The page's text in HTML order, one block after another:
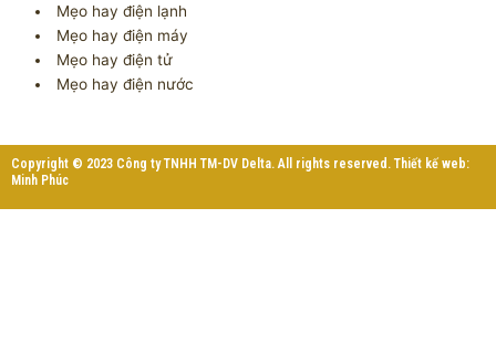
Mẹo hay điện lạnh
Mẹo hay điện máy
Mẹo hay điện tử
Mẹo hay điện nước
Copyright © 2023 Công ty TNHH TM-DV Delta. All rights reserved. Thiết kế web:
Minh Phúc